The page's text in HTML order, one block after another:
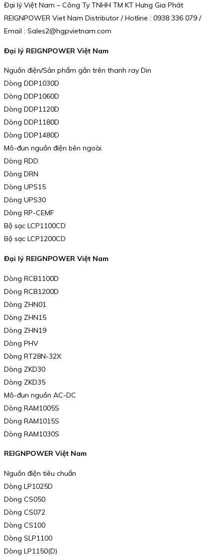
Đại lý Việt Nam – Công Ty TNHH TM KT Hưng Gia Phát
REIGNPOWER Viet Nam Distributor / Hotline : 0938 336 079 /
Email : Sales2@hgpvietnam.com
Đại lý REIGNPOWER Việt Nam
Nguồn điện/Sản phẩm gắn trên thanh ray Din
Dòng DDP1030D
Dòng DDP1060D
Dòng DDP1120D
Dòng DDP1180D
Dòng DDP1480D
Mô-đun nguồn điện bên ngoài
Dòng RDD
Dòng DRN
Dòng UPS15
Dòng UPS30
Dòng RP-CEMF
Bộ sạc LCP1100CD
Bộ sạc LCP1200CD
Đại lý REIGNPOWER Việt Nam
Dòng RCB1100D
Dòng RCB1200D
Dòng ZHN01
Dòng ZHN15
Dòng ZHN19
Dòng PHV
Dòng RT28N-32X
Dòng ZKD30
Dòng ZKD35
Mô-đun nguồn AC-DC
Dòng RAM1005S
Dòng RAM1015S
Dòng RAM1030S
REIGNPOWER Việt Nam
Nguồn điện tiêu chuẩn
Dòng LP1025D
Dòng CS050
Dòng CS072
Dòng CS100
Dòng SLP1100
Dòng LP1150(D)